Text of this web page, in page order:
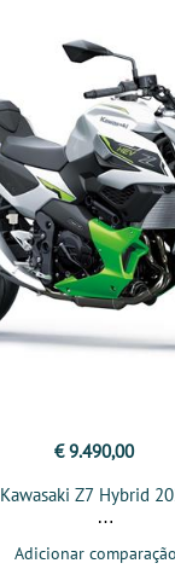
€ 9.490,00
Kawasaki Z7 Hybrid
Adicionar comparação